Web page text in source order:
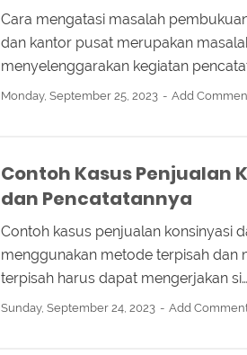
Cara mengatasi masalah
dan kantor pusat merupakan
menyelenggarakan kegiatan
Monday, September 25, 2023 Add
Contoh Kasus Penjualan
dan Pencatatannya
Contoh kasus penjualan konsinyasi
menggunakan metode terpisah dan
terpisah harus dapat mengerjakan si…
Sunday, September 24, 2023 Add